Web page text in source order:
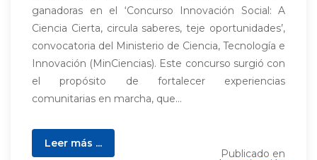
ganadoras en el ‘Concurso Innovación Social: A
Ciencia Cierta, circula saberes, teje oportunidades’,
convocatoria del Ministerio de Ciencia, Tecnología e
Innovación (MinCiencias). Este concurso surgió con
el propósito de fortalecer experiencias
comunitarias en marcha, que...
Leer más ...
Publicado en